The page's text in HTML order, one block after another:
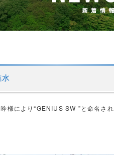
により“GENIUS SW ”と命名され